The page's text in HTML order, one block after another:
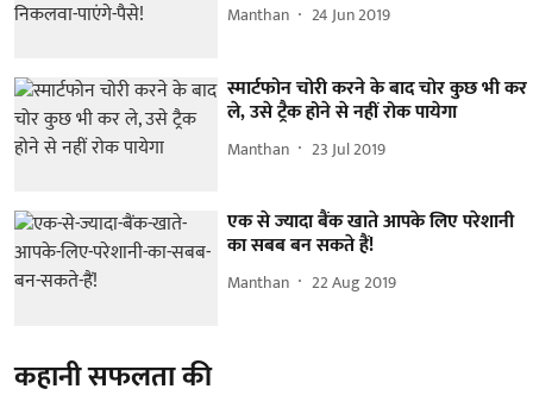
Manthan 24 Jun 2019
स्मार्टफोन चोरी करने के बाद चोर कुछ भी कर
ले, उसे ट्रैक होने से नहीं रोक पायेगा
Manthan 23 Jul 2019
एक से ज्यादा बैंक खाते आपके लिए परेशानी
का सबब बन सकते हैं!
Manthan 22 Aug 2019
कहानी सफलता की